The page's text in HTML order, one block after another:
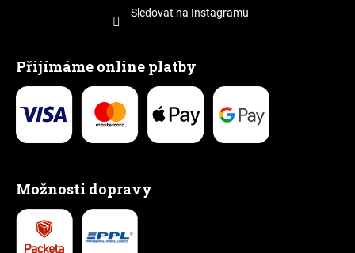
Sledovat na Instagramu
Přijímáme online platby
Možnosti dopravy